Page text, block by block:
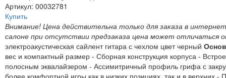
Артикул: 00032781
Купить
Внимание! Цена действительна только для заказа в
салоне при отсутствии предзаказа цена может отличаться
электроакустическая сайлент гитара с чехлом цвет черный
вес и компактный размер - Сборная конструкция корпуса -
полосным эквалайзером - Ассимитричный профиль грифа с
более комфортной игры как в низких позициях, так и в верхних -